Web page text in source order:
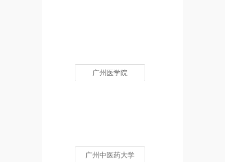
广州医学院
广州中医药大学